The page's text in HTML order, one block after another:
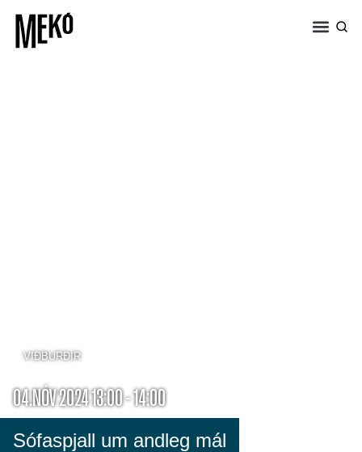
VIÐBURÐIR
04.NÓV 2024 13:00 - 14:00
Sófaspjall um andleg mál